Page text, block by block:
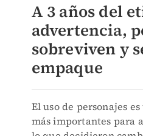
A 3 años del
advertencia,
sobreviven y
empaque
El uso de personajes
más importantes para